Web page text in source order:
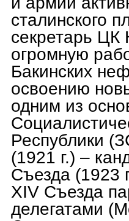
сталинского
секретарь ЦК
огромную
Бакинских
освоению
одним из
Республики
(1921 г.) –
Съезда (1923
XΙV Съезда
делегатами